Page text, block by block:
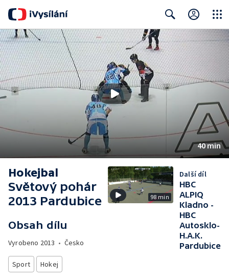
Search Close
40 min
Hokejbal
Světový pohár
2013 Pardubice
Obsah dílu
Vyrobeno 2013 • Česko
Sport Hokej
98 min
Další díl
HBC
ALPIQ
Kladno -
HBC
Autosklo-
H.A.K.
Pardubice